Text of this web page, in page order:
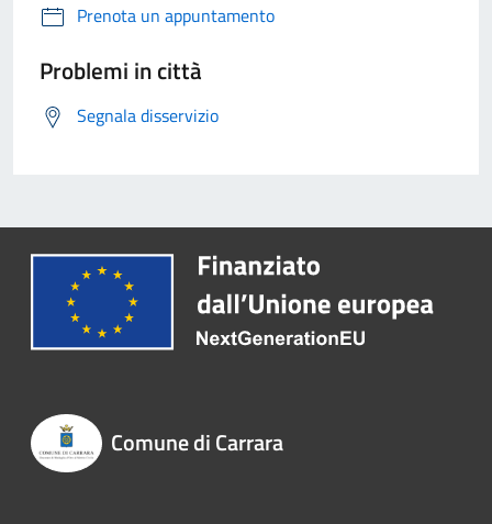
Prenota un appuntamento
Problemi in città
Segnala disservizio
Comune di Carrara